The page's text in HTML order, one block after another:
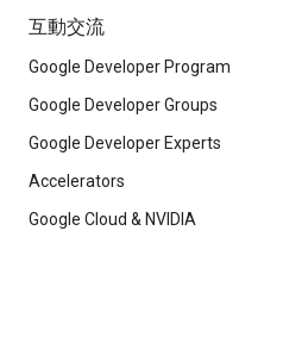
互動交流
Google Developer Program
Google Developer Groups
Google Developer Experts
Accelerators
Google Cloud & NVIDIA